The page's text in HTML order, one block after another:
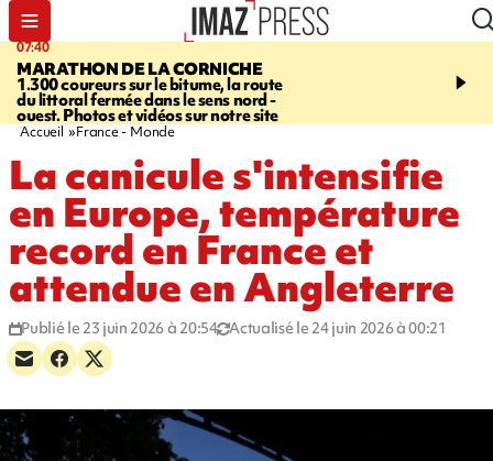
07:40
MARATHON DE LA CORNICHE
1.300 coureurs sur le bitume, la route
du littoral fermée dans le sens nord -
ouest. Photos et vidéos sur notre site
10:33
l’enfance - une
Accueil France - Monde
La canicule s'intensifie
en Europe, température
record en France et
attendue en Angleterre
Publié le 23 juin 2026 à 20:54 Actualisé le 24 juin 2026 à 00:21